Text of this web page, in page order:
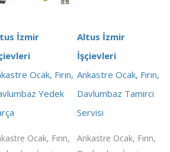
İzmir
Ocak, Fırın,
Yedek
Ocak, Fırın,
Altus İzmir
İşçievleri
Ankastre Ocak, Fırın,
Davlumbaz Tamirci
Servisi
Ankastre Ocak, Fırın,